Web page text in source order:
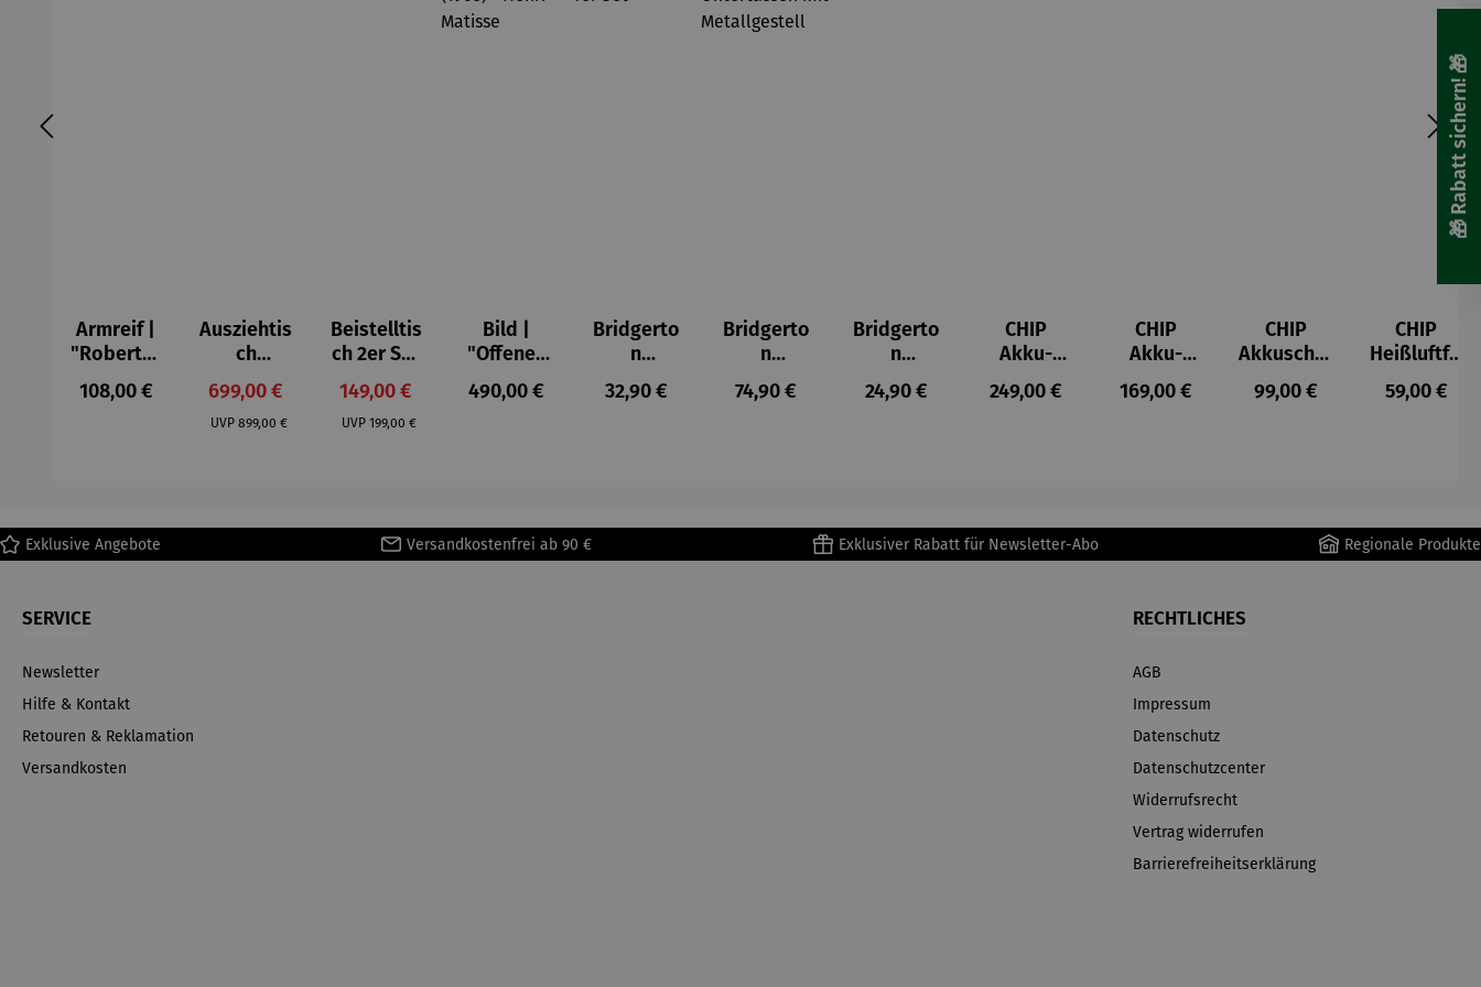
Armreif |
"Roberta"
– Anna
Mütz
Regulärer Preis:
108,00 €
Ausziehtis
ch
Aluminium
– Valor
Verkaufspreis:
699,00 €
UVP Regulärer Preis:
899,00 €
Beistelltis
ch 2er Set
– Dalias
Verkaufspreis:
149,00 €
UVP Regulärer Preis:
199,00 €
Bild |
"Offenes
Fenster in
Collioure"
Regulärer Preis:
490,00 €
Bridgerto
n
Espresso
becher
Regulärer Preis:
32,90 €
Bridgerto
n
Espressot
assen Set
Metallges
Regulärer Preis:
74,90 €
Bridgerto
n
Zuckerdo
se aus
Regulärer Preis:
24,90 €
CHIP
Akku-
Staubsau
ger
Regulärer Preis:
249,00 €
CHIP
Akku-
Staubsau
ger DS02
Regulärer Preis:
169,00 €
CHIP
Akkuschra
uber
Regulärer Preis:
99,00 €
CHIP
Heißluftfri
tteuse
Regulärer
59,00 €
Exklusive Angebote Versandkostenfrei ab 90 € Exklusiver Rabatt für Newsletter-Abo Regionale Produkte
SERVICE
Newsletter
Hilfe & Kontakt
Retouren & Reklamation
Versandkosten
RECHTLICHES
AGB
Impressum
Datenschutz
Datenschutzcenter
Widerrufsrecht
Vertrag widerrufen
Barrierefreiheitserklärung
🎁 Rabatt sichern! 🎁